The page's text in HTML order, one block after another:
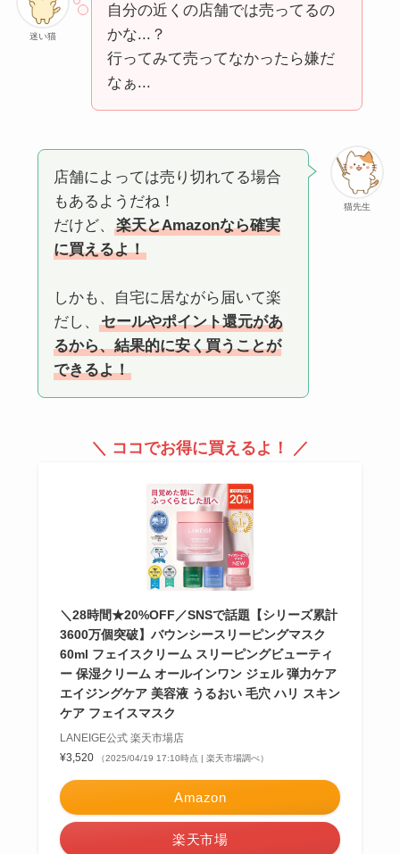
迷い猫
自分の近くの店舗では売ってるの
かな...？
行ってみて売ってなかったら嫌だ
なぁ...
猫先生
店舗によっては売り切れてる場合
もあるようだね！
だけど、
楽天とAmazonなら確実
に買えるよ！
しかも、自宅に居ながら届いて楽
だし、
セールやポイント還元があ
るから、結果的に安く買うことが
できるよ！
＼ ココでお得に買えるよ！ ／
＼28時間★20%OFF／SNSで話題【シリーズ累計
3600万個突破】バウンシースリーピングマスク
60ml フェイスクリーム スリーピングビューティ
ー 保湿クリーム オールインワン ジェル 弾力ケア
エイジングケア 美容液 うるおい 毛穴 ハリ スキン
ケア フェイスマスク
LANEIGE公式 楽天市場店
¥3,520
（2025/04/19 17:10時点 | 楽天市場調べ）
Amazon
楽天市場